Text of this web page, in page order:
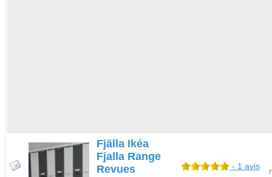
Fjälla Ikéa
Fjalla Range
Revues
- 1 avis